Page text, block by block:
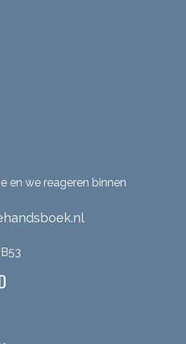
en we reageren binnen